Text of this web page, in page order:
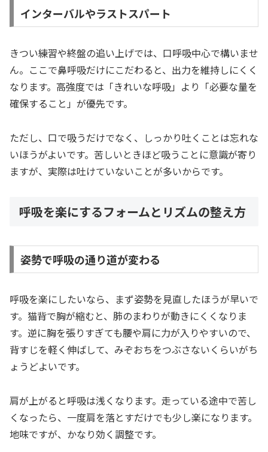
インターバルやラストスパート
きつい練習や終盤の追い上げでは、口呼吸中心で構いませ
ん。ここで鼻呼吸だけにこだわると、出力を維持しにくく
なります。高強度では「きれいな呼吸」より「必要な量を
確保すること」が優先です。
ただし、口で吸うだけでなく、しっかり吐くことは忘れな
いほうがよいです。苦しいときほど吸うことに意識が寄り
ますが、実際は吐けていないことが多いからです。
呼吸を楽にするフォームとリズムの整え方
姿勢で呼吸の通り道が変わる
呼吸を楽にしたいなら、まず姿勢を見直したほうが早いで
す。猫背で胸が縮むと、肺のまわりが動きにくくなりま
す。逆に胸を張りすぎても腰や肩に力が入りやすいので、
背すじを軽く伸ばして、みぞおちをつぶさないくらいがち
ょうどよいです。
肩が上がると呼吸は浅くなります。走っている途中で苦し
くなったら、一度肩を落とすだけでも少し楽になります。
地味ですが、かなり効く調整です。